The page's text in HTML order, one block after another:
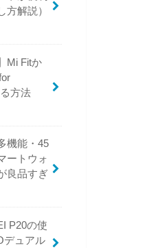
方解説）
Mi Fitか
方法
機能・45
ートウォ
良品すぎ
P20の使
デュアル